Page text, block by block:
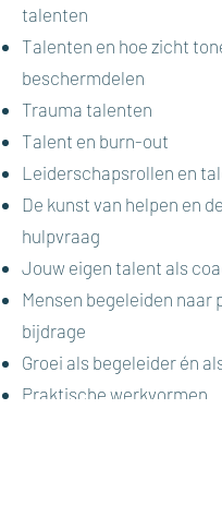
talenten
Talenten en hoe zicht
beschermdelen
Trauma talenten
Talent en burn-out
Leiderschapsrollen en
De kunst van helpen en
hulpvraag
Jouw eigen talent als
Mensen begeleiden naar
bijdrage
Groei als begeleider én
Praktische werkvormen